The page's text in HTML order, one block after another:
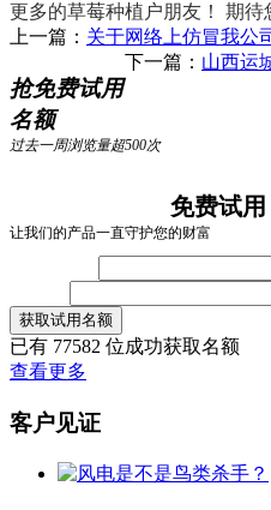
更多的草莓种植户朋友！ 期待
上一篇： 关于网络上仿冒我公
下一篇： 山西运
抢免费试用
名额
过去一周浏览量超500次
免费试
让我们的产品一直守护您的财富
获取试用名额
已有 77582 位成功获取名额
查看更多
客户见证